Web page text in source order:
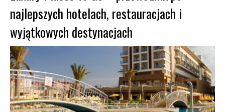
najlepszych hotelach, restauracjach i
wyjątkowych destynacjach